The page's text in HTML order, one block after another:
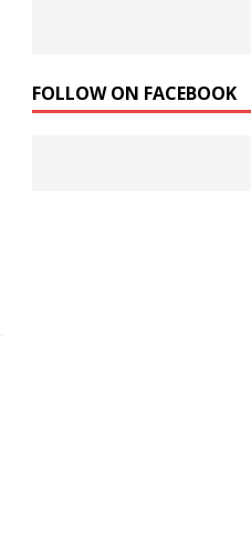
FOLLOW ON FACEBOOK